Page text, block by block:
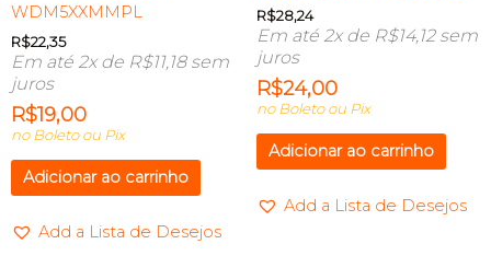
WDM5XXMMPL
R$22,35
Em até 2x de R$11,18sem
juros
R$19,00
no Boleto ou Pix
Adicionar ao carrinho
Add a Lista de Desejos
R$28,24
Em até 2x de R$14,12sem
juros
R$24,00
no Boleto ou Pix
Adicionar ao carrinho
Add a Lista de Desejos